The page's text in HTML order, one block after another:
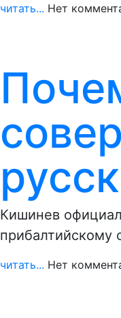
читать... Нет
Кишинев
прибалтийскому
читать... Нет